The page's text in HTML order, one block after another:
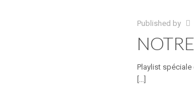
Published by
Playlist spéciale
[…]